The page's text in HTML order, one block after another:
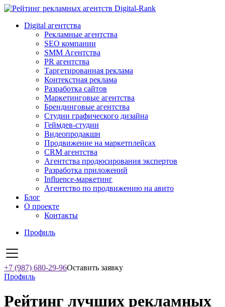
Digital-Rank
Digital агентства
Рекламные агентства
SEO компании
SMM Агентства
PR агентства
Таргетированная реклама
Контекстная реклама
Разработка сайтов
Маркетинговые агентства
Брендинговые агентства
Студии графического дизайна
Геймдев-студии
Видеопродакшн
Продвижение на маркетплейсах
CRM агентства
Агентства продюсирования экспертов
Разработка приложений
Influence-маркетинг
Агентство по продвижению на авито
Блог
О проекте
Контакты
Профиль
+7 (987) 680-29-96Оставить заявку
Профиль
Рейтинг лучших рекламных